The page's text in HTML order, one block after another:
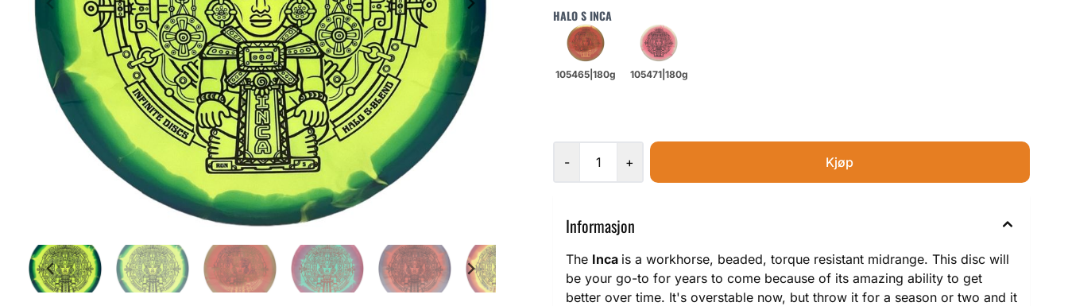
HALO S INCA
- +
Informasjon
The Inca is a workhorse, beaded, torque resistant midrange. This disc will
be your go-to for years to come because of its amazing ability to get
better over time. It's overstable now, but throw it for a season or two and it